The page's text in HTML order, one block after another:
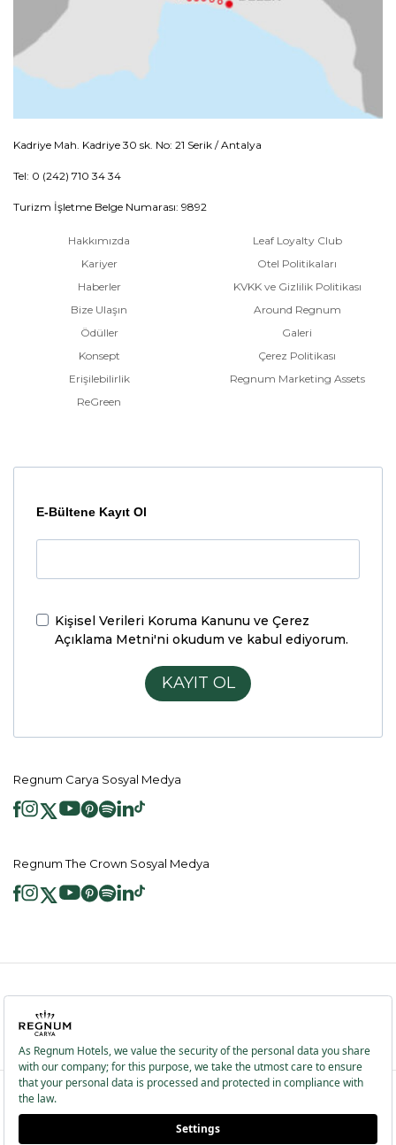
Kadriye Mah. Kadriye 30 sk. No: 21 Serik / Antalya
Tel: 0 (242) 710 34 34
Turizm İşletme Belge Numarası: 9892
Hakkımızda
Kariyer
Haberler
Bize Ulaşın
Ödüller
Konsept
Erişilebilirlik
ReGreen
Leaf Loyalty Club
Otel Politikaları
KVKK ve Gizlilik Politikası
Around Regnum
Galeri
Çerez Politikası
Regnum Marketing Assets
E-Bültene Kayıt Ol
Kişisel Verileri Koruma Kanunu ve Çerez
Açıklama Metni'ni okudum ve kabul ediyorum.
KAYIT OL
Regnum Carya Sosyal Medya
Regnum The Crown Sosyal Medya
2026 ® Regnum Hotels. Tüm hakları saklıdır.
Bilgi Toplumu Hizmetleri